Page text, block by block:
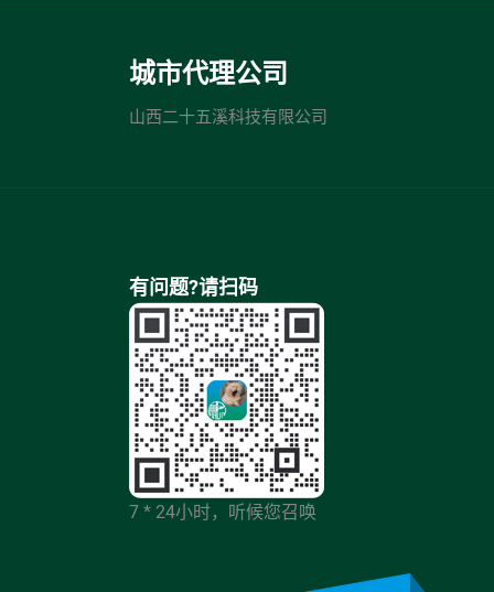
城市代理公司
山西二十五溪科技有限公司
有问题?请扫码
7 * 24小时，听候您召唤